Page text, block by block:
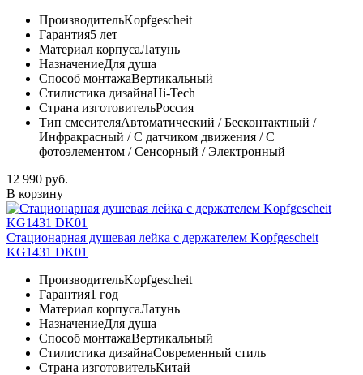
ПроизводительKopfgescheit
Гарантия5 лет
Материал корпусаЛатунь
НазначениеДля душа
Способ монтажаВертикальный
Стилистика дизайнаHi-Tech
Страна изготовительРоссия
Тип смесителяАвтоматический / Бесконтактный /
Инфракрасный / С датчиком движения / С
фотоэлементом / Сенсорный / Электронный
12 990 руб.
В корзину
Стационарная душевая лейка с держателем Kopfgescheit
KG1431 DK01
ПроизводительKopfgescheit
Гарантия1 год
Материал корпусаЛатунь
НазначениеДля душа
Способ монтажаВертикальный
Стилистика дизайнаСовременный стиль
Страна изготовительКитай